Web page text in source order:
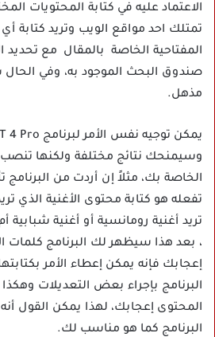
الاعتماد عليه في كتابة المحتويات
تمتلك احد مواقع الويب وتريد كتابة
المفتاحية الخاصة بالمقال مع تحديد
صندوق البحث الموجود به، وفي
مذهل.
وسيمنحك نتائج مختلفة ولكنها
الخاصة بك، مثلاً إن أردت من البرنامج
تفعله هو كتابة محتوى الأغنية الذي
تريد أغنية رومانسية أو أغنية
، بعد هذا سيظهر لك البرنامج كلمات
إعجابك فإنه يمكن إعطاء الأمر
البرنامج بإجراء بعض التعديلات وهكذا
المحتوى إعجابك، لهذا يمكن القول
البرنامج كما هو مناسب لك.